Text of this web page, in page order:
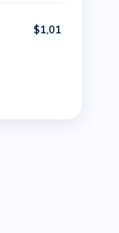
$1,01